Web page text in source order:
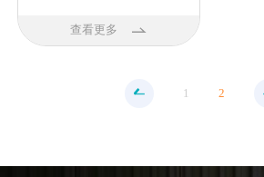
查看更多
1 2